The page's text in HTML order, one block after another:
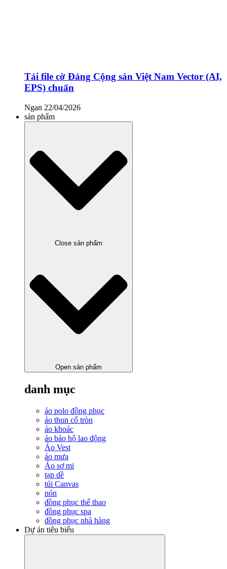
Tải file cờ Đảng Cộng sản Việt Nam Vector (AI,
EPS) chuẩn
Ngan 22/04/2026
sản phẩm
Close sản phẩm
Open sản phẩm
danh mục
áo polo đồng phục
áo thun cổ tròn
áo khoác
áo bảo hộ lao động
Áo Vest
áo mưa
Áo sơ mi
tạp dề
túi Canvas
nón
đồng phục thể thao
đồng phục spa
đồng phục nhà hàng
Dự án tiêu biểu